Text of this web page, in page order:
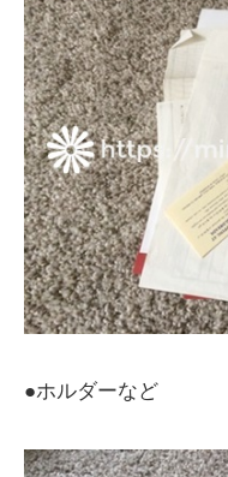
●ホルダーなど